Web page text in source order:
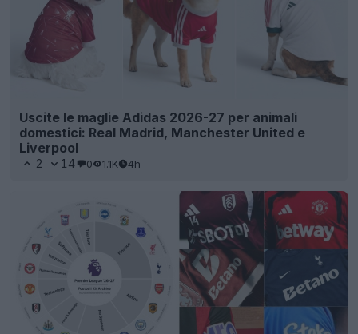
Uscite le maglie Adidas 2026-27 per animali
domestici: Real Madrid, Manchester United e
Liverpool
2 14 0 1.1K 4h